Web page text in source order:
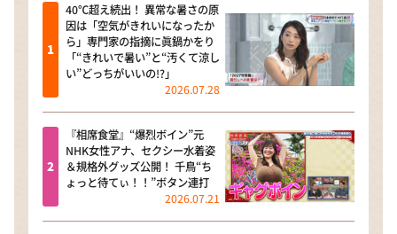
40℃超え続出！ 異常な暑さの原
因は「空気がきれいになったか
ら」専門家の指摘に眞鍋かをり
「“きれいで暑い”と“汚くて涼し
い”どっちがいいの!?」
2026.07.28
『相席食堂』“爆烈ボイン”元
NHK女性アナ、セクシー水着姿
＆規格外グッズ公開！ 千鳥“ち
ょっと待てぃ！！”ボタン連打
2026.07.21